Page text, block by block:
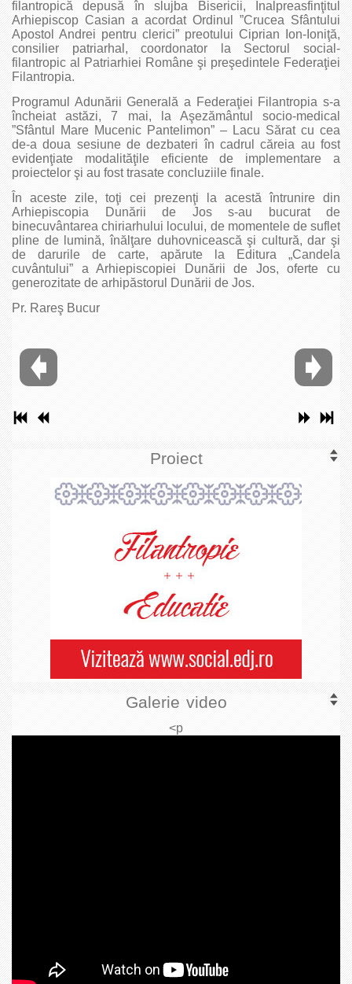
filantropică depusă în slujba Bisericii, Înalpreasfinţitul
Arhiepiscop Casian a acordat Ordinul ”Crucea Sfântului
Apostol Andrei pentru clerici” preotului Ciprian Ion-Ioniţă,
consilier patriarhal, coordonator la Sectorul social-
filantropic al Patriarhiei Române şi preşedintele Federaţiei
Filantropia.
Programul Adunării Generală a Federaţiei Filantropia s-a
încheiat astăzi, 7 mai, la Aşezământul socio-medical
”Sfântul Mare Mucenic Pantelimon” – Lacu Sărat cu cea
de-a doua sesiune de dezbateri în cadrul căreia au fost
evidenţiate modalităţile eficiente de implementare a
proiectelor şi au fost trasate concluziile finale.
În aceste zile, toţi cei prezenţi la acestă întrunire din
Arhiepiscopia Dunării de Jos s-au bucurat de
binecuvântarea chiriarhului locului, de momentele de suflet
pline de lumină, înălţare duhovnicească şi cultură, dar şi
de darurile de carte, apărute la Editura „Candela
cuvântului” a Arhiepiscopiei Dunării de Jos, oferte cu
generozitate de arhipăstorul Dunării de Jos.
Pr. Rareş Bucur
Proiect
Galerie video
<p